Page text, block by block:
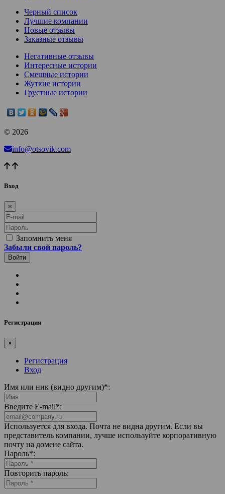
Черный список
Лучшие компании
Новые отзывы
Заказные отзывы
Негативные отзывы
Интересные истории
Смешные истории
Жуткие истории
Грустные истории
© 2026
info@otsovik.com
Вход
×
E-mail
Пароль
Запомнить меня
Забыли свой пароль?
Регистрация
×
Регистрация
Вход
Имя или ник (видно другим)*:
Введите E-mail*:
Используется для входа. Почта не видна другим. Если вы
представитель компании, лучше используйте корпоративную
почту на домене сайта.
Пароль*:
Повторить пароль: